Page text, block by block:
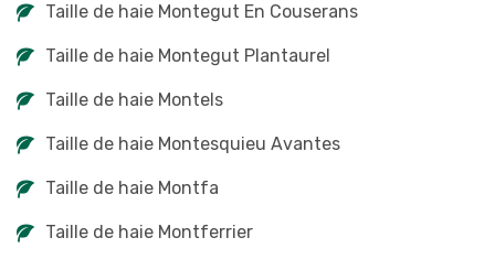
Taille de haie Montegut En Couserans
Taille de haie Montegut Plantaurel
Taille de haie Montels
Taille de haie Montesquieu Avantes
Taille de haie Montfa
Taille de haie Montferrier